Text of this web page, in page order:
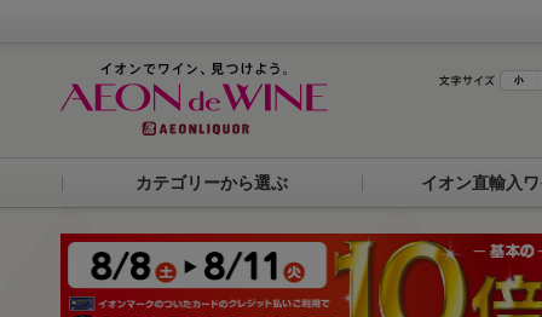
カテゴリーから選ぶ イオン直輸入